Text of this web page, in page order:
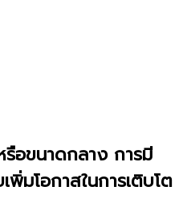
รือขนาดกลาง การมี
พิ่มโอกาสในการเติบโต